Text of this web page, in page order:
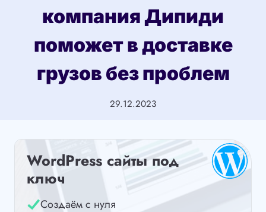
компания Дипиди
поможет в доставке
грузов без проблем
29.12.2023
WordPress сайты под
ключ
Создаём с нуля